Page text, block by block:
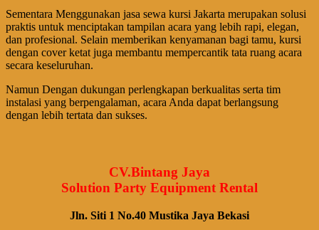
Sementara Menggunakan jasa sewa kursi Jakarta merupakan solusi
praktis untuk menciptakan tampilan acara yang lebih rapi, elegan,
dan profesional. Selain memberikan kenyamanan bagi tamu, kursi
dengan cover ketat juga membantu mempercantik tata ruang acara
secara keseluruhan.
Namun Dengan dukungan perlengkapan berkualitas serta tim
instalasi yang berpengalaman, acara Anda dapat berlangsung
dengan lebih tertata dan sukses.
CV.Bintang Jaya
Solution Party Equipment Rental
Jln. Siti 1 No.40 Mustika Jaya Bekasi